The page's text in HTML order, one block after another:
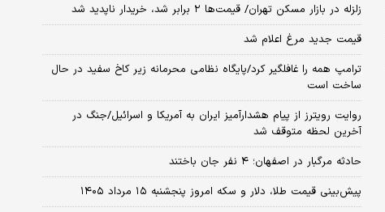
زلزله در بازار مسکن تهران/ قیمت‌ها ۲ برابر شد، خریدار ناپدید شد
قیمت جدید مرغ اعلام شد
ترامپ همه را غافلگیر کرد/پایگاه نظامی محرمانه زیر کاخ سفید در حال
ساخت است
روایت رویترز از پیام هشدارآمیز ایران به آمریکا و اسرائیل/جنگ در
آخرین لحظه متوقف شد
حادثه مرگبار در اصفهان؛ ۴ نفر جان باختند
پیش‌بینی قیمت طلا، دلار و سکه امروز پنجشنبه ۱۵ مرداد ۱۴۰۵